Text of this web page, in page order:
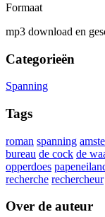
Formaat
mp3 download en
Categorieën
Spanning
Tags
roman spanning
bureau de cock de
opperdoes
recherche rechercheur
Over de auteur